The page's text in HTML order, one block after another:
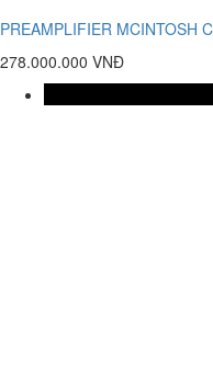
PREAMPLIFIER MCINTOSH
278.000.000 VNĐ